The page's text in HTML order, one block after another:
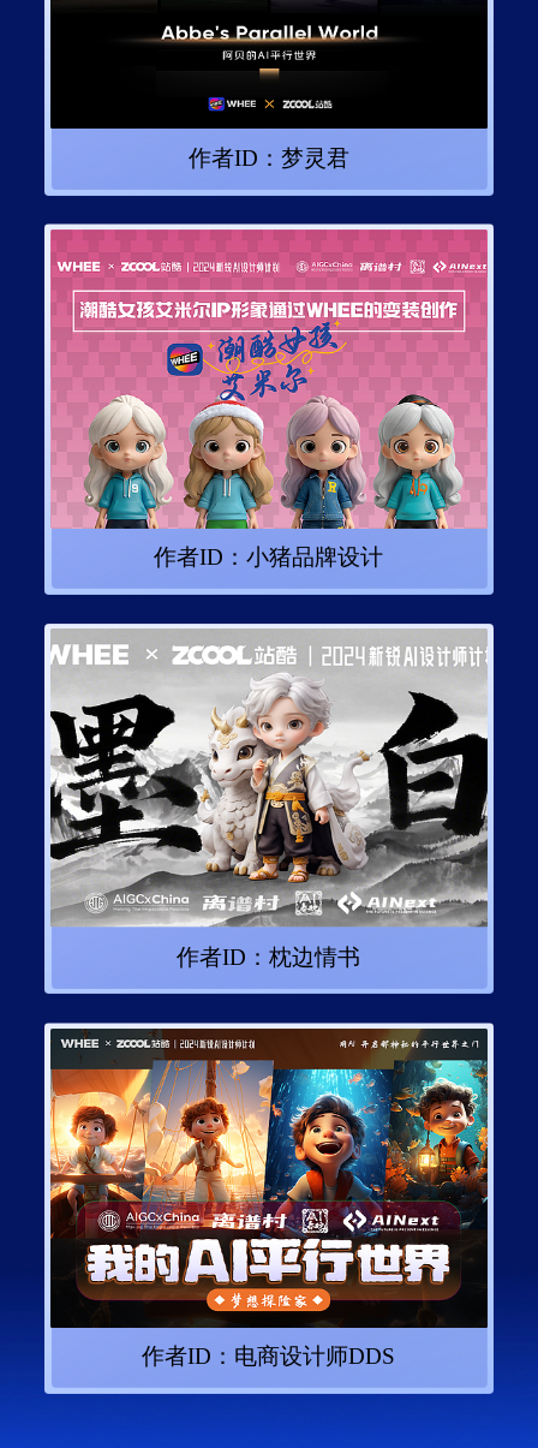
作者ID： 梦灵君
作者ID：小猪品牌设计
作者ID：枕边情书
作者ID： 电商设计师DDS